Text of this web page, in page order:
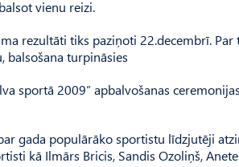
vienu reizi.
rezultāti tiks paziņoti 22.decembrī.
balsošana turpināsies
sportā 2009” apbalvošanas
gada populārāko sportistu līdzjutēji
kā Ilmārs Bricis, Sandis Ozoliņš,